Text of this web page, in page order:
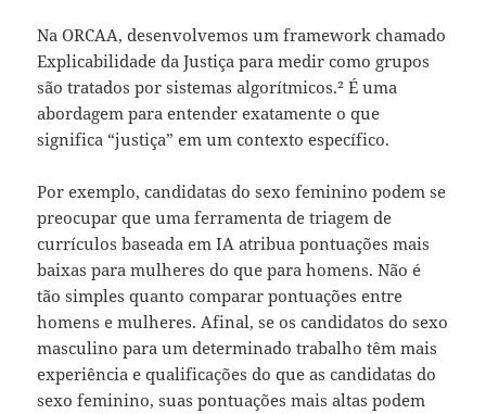
Na ORCAA, desenvolvemos um framework chamado
Explicabilidade da Justiça para medir como grupos
são tratados por sistemas algorítmicos.² É uma
abordagem para entender exatamente o que
significa “justiça” em um contexto específico.
Por exemplo, candidatas do sexo feminino podem se
preocupar que uma ferramenta de triagem de
currículos baseada em IA atribua pontuações mais
baixas para mulheres do que para homens. Não é
tão simples quanto comparar pontuações entre
homens e mulheres. Afinal, se os candidatos do sexo
masculino para um determinado trabalho têm mais
experiência e qualificações do que as candidatas do
sexo feminino, suas pontuações mais altas podem